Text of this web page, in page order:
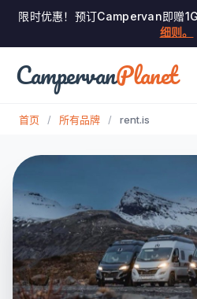
限时优惠！预订Campervan即赠
细则。
CampervanPlanet
首页 / 所有品牌 / rent.is